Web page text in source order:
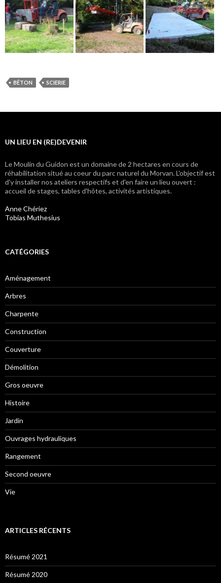
BÉTON SCIERIE
UN LIEU EN (RE)DEVENIR
Le Moulin du Guidon est un domaine de 2 hectares en cours de
réhabilitation situé au coeur du parc naturel du Morvan. L'objectif est
d'y installer nos ateliers respectifs et d'en faire un lieu ouvert :
accueil de stages, tables d'hôtes, activités artistiques.
Anne Chériez
Tobias Muthesius
CATÉGORIES
Aménagement
Arbres
Charpente
Construction
Couverture
Démolition
Gros oeuvre
Histoire
Jardin
Ouvrages hydrauliques
Rangement
Second oeuvre
Vie
ARTICLES RÉCENTS
Résumé 2021
Résumé 2020